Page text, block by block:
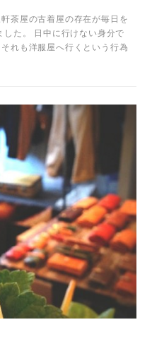
茶屋の古着屋の存在が毎日を
た。 日中に行けない身分で
れも洋服屋へ行くという行為